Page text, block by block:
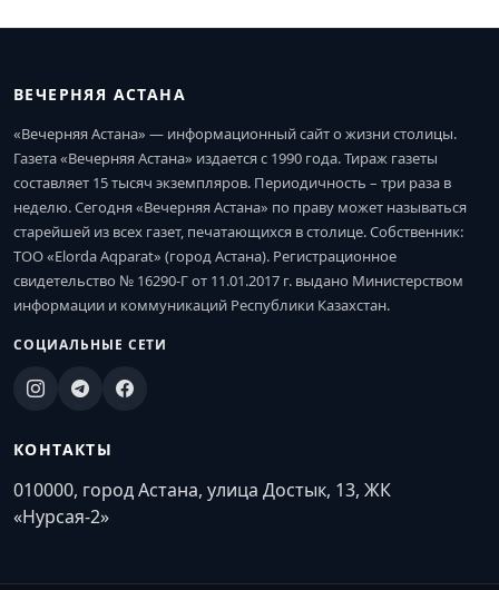
ВЕЧЕРНЯЯ АСТАНА
«Вечерняя Астана» — информационный сайт о жизни столицы.
Газета «Вечерняя Астана» издается с 1990 года. Тираж газеты
составляет 15 тысяч экземпляров. Периодичность – три раза в
неделю. Сегодня «Вечерняя Астана» по праву может называться
старейшей из всех газет, печатающихся в столице. Собственник:
ТОО «Elorda Aqparat» (город Астана). Регистрационное
свидетельство № 16290-Г от 11.01.2017 г. выдано Министерством
информации и коммуникаций Республики Казахстан.
СОЦИАЛЬНЫЕ СЕТИ
КОНТАКТЫ
010000, город Астана, улица Достык, 13, ЖК
«Нурсая-2»